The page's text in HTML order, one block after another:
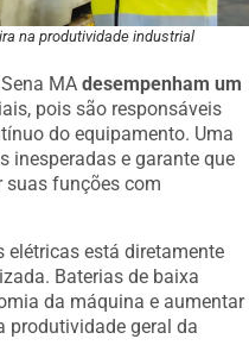
na produtividade industrial
MAdesempenham um
pois são responsáveis
do equipamento. Uma
inesperadas e garante que
suas funções com
elétricas está diretamente
Baterias de baixa
da máquina e aumentar
produtividade geral da